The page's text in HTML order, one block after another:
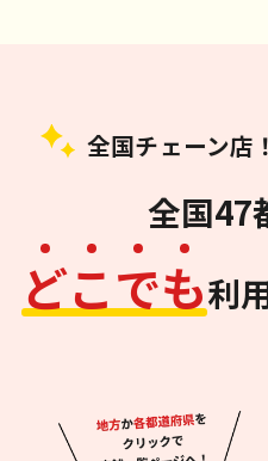
全国チェーン店
全国47
どこでも利